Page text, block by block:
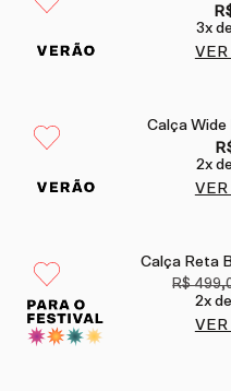
3x
VER
Calça Wide
2x
VER
Calça Reta
R$
2x de
VER